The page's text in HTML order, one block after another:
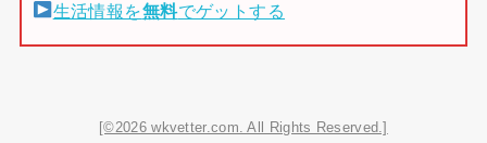
生活情報を無料でゲットする
[©2026 wkvetter.com. All Rights Reserved.]